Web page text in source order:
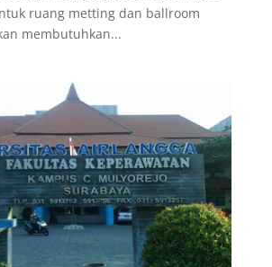
ruang metting dan ballroom
membutuhkan...